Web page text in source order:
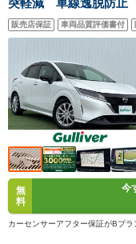
突軽減 車線逸脱防
ト ビルトインETC
ーキングブレーキ/オ
販売店保証 車両品質評価書付
無
料
今
カーセンサーアフター保証がBプ